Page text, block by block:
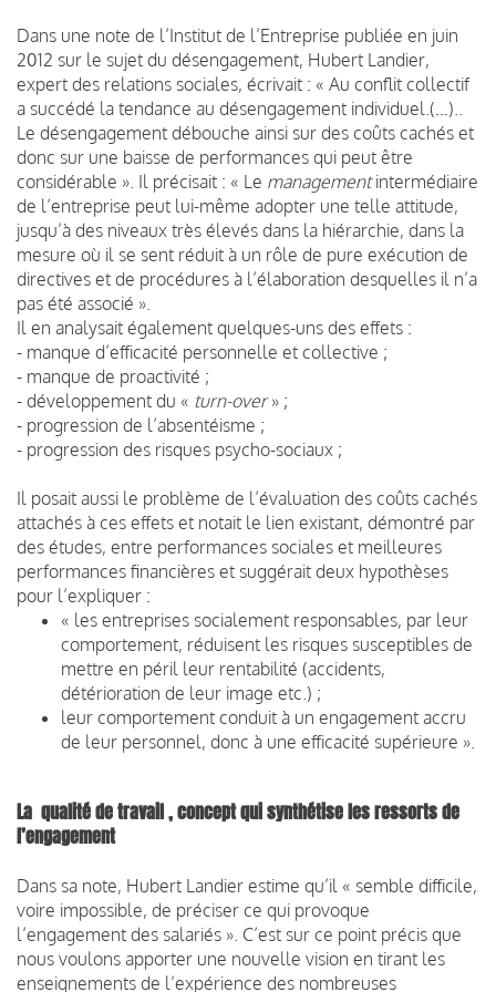
Dans une note de l’Institut de l’Entreprise publiée en juin
2012 sur le sujet du désengagement, Hubert Landier,
expert des relations sociales, écrivait : « Au conflit collectif
a succédé la tendance au désengagement individuel.(…)..
Le désengagement débouche ainsi sur des coûts cachés et
donc sur une baisse de performances qui peut être
considérable ». Il précisait : « Le managementintermédiaire
de l’entreprise peut lui-même adopter une telle attitude,
jusqu’à des niveaux très élevés dans la hiérarchie, dans la
mesure où il se sent réduit à un rôle de pure exécution de
directives et de procédures à l’élaboration desquelles il n’a
pas été associé ».
Il en analysait également quelques-uns des effets :
- manque d’efficacité personnelle et collective ;
- manque de proactivité ;
- développement du « turn-over» ;
- progression de l’absentéisme ;
- progression des risques psycho-sociaux ;
Il posait aussi le problème de l’évaluation des coûts cachés
attachés à ces effets et notait le lien existant, démontré par
des études, entre performances sociales et meilleures
performances financières et suggérait deux hypothèses
pour l’expliquer :
« les entreprises socialement responsables, par leur
comportement, réduisent les risques susceptibles de
mettre en péril leur rentabilité (accidents,
détérioration de leur image etc.) ;
leur comportement conduit à un engagement accru
de leur personnel, donc à une efficacité supérieure ».
La qualité de travail , concept qui synthétise les ressorts de
l’engagement
Dans sa note, Hubert Landier estime qu’il « semble difficile,
voire impossible, de préciser ce qui provoque
l’engagement des salariés ». C’est sur ce point précis que
nous voulons apporter une nouvelle vision en tirant les
enseignements de l’expérience des nombreuses